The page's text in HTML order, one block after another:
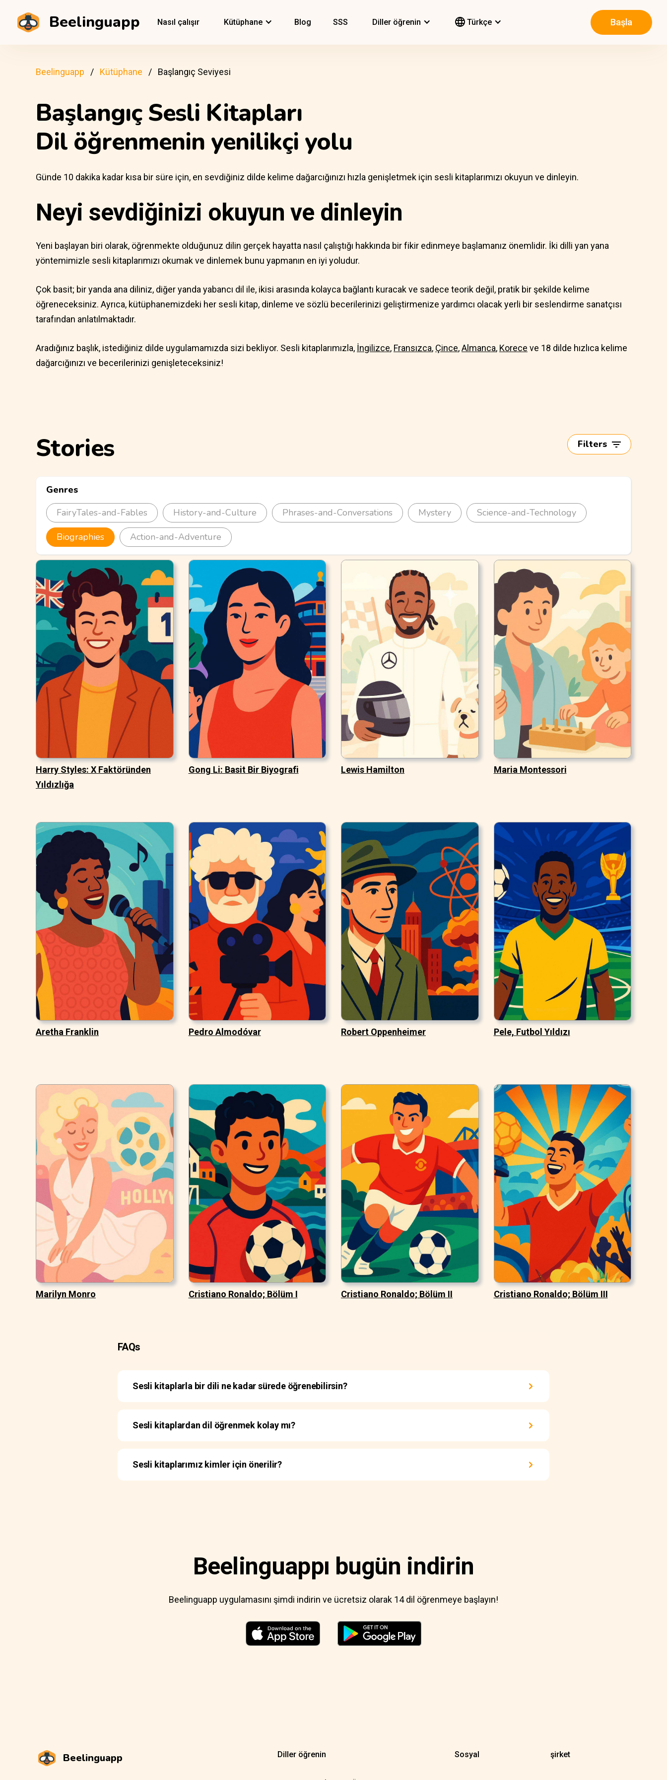
Beelinguapp Nasıl çalışır Kütüphane Blog SSS Diller öğrenin Türkçe Başla
Beelinguapp Kütüphane Başlangıç Seviyesi
Başlangıç Sesli Kitapları
Dil öğrenmenin yenilikçi yolu
Günde 10 dakika kadar kısa bir süre için, en sevdiğiniz dilde kelime dağarcığınızı hızla genişletmek için sesli kitaplarımızı okuyun ve dinleyin.
Neyi sevdiğinizi okuyun ve dinleyin
Yeni başlayan biri olarak, öğrenmekte olduğunuz dilin gerçek hayatta nasıl çalıştığı hakkında bir fikir edinmeye başlamanız önemlidir. İki dilli yan yana
yöntemimizle sesli kitaplarımızı okumak ve dinlemek bunu yapmanın en iyi yoludur.
Çok basit; bir yanda ana diliniz, diğer yanda yabancı dil ile, ikisi arasında kolayca bağlantı kuracak ve sadece teorik değil, pratik bir şekilde kelime
öğreneceksiniz. Ayrıca, kütüphanemizdeki her sesli kitap, dinleme ve sözlü becerilerinizi geliştirmenize yardımcı olacak yerli bir seslendirme sanatçısı
tarafından anlatılmaktadır.
Aradığınız başlık, istediğiniz dilde uygulamamızda sizi bekliyor. Sesli kitaplarımızla, İngilizce, Fransızca, Çince,Almanca, Korece ve 18 dilde hızlıca kelime
dağarcığınızı ve becerilerinizi genişleteceksiniz!
Stories Filters
Genres
FairyTales-and-Fables
History-and-Culture Phrases-and-Conversations Mystery Science-and-Technology
Biographies Action-and-Adventure
Harry Styles: X Faktöründen
Yıldızlığa
Gong Li: Basit Bir Biyografi Lewis Hamilton Maria Montessori
Aretha Franklin Pedro Almodóvar Robert Oppenheimer Pele, Futbol Yıldızı
Marilyn Monro Cristiano Ronaldo; Bölüm I Cristiano Ronaldo; Bölüm II Cristiano Ronaldo; Bölüm III
FAQs
Sesli kitaplarla bir dili ne kadar sürede öğrenebilirsin?
Sesli kitaplardan dil öğrenmek kolay mı?
Sesli kitaplarımız kimler için önerilir?
Beelinguappı bugün indirin
Beelinguapp uygulamasını şimdi indirin ve ücretsiz olarak 14 dil öğrenmeye başlayın!
Beelinguapp Diller öğrenin Sosyal şirket